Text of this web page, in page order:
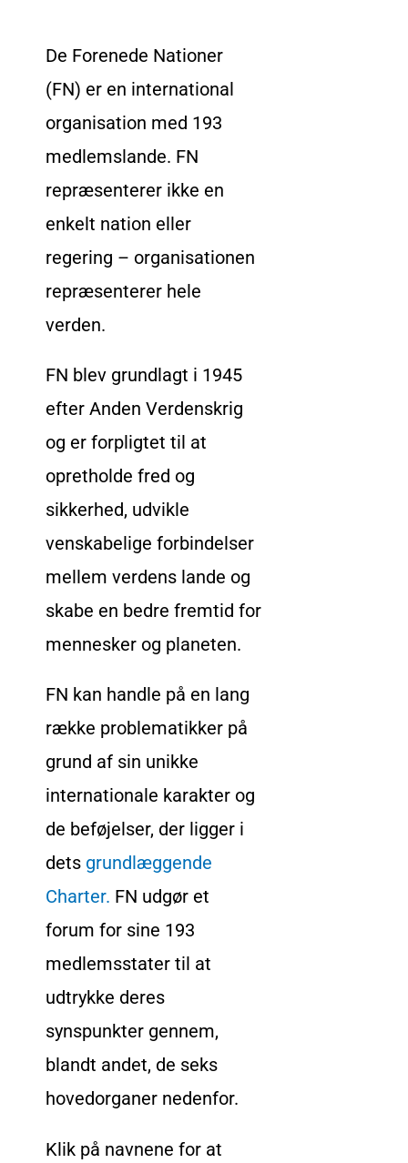
De Forenede Nationer
(FN) er en international
organisation med 193
medlemslande. FN
repræsenterer ikke en
enkelt nation eller
regering – organisationen
repræsenterer hele
verden.
FN blev grundlagt i 1945
efter Anden Verdenskrig
og er forpligtet til at
opretholde fred og
sikkerhed, udvikle
venskabelige forbindelser
mellem verdens lande og
skabe en bedre fremtid for
mennesker og planeten.
FN kan handle på en lang
række problematikker på
grund af sin unikke
internationale karakter og
de beføjelser, der ligger i
dets grundlæggende
Charter. FN udgør et
forum for sine 193
medlemsstater til at
udtrykke deres
synspunkter gennem,
blandt andet, de seks
hovedorganer nedenfor.
Klik på navnene for at